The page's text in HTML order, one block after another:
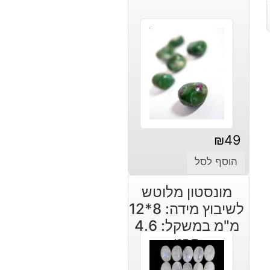
₪49
הוסף לסל
מונסטון מלוטש
לשיבוץ מידה: 8*12
מ"מ במשקל: 4.6
קרט